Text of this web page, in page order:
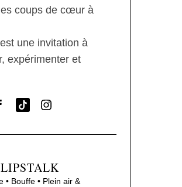
coups de cœur à
une invitation à
expérimenter et
• Bouffe • Plein air &